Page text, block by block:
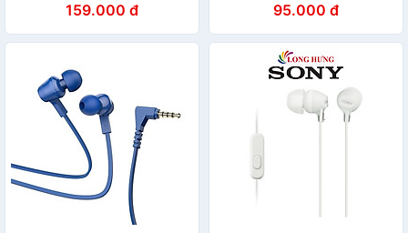
159.000 đ 95.000 đ